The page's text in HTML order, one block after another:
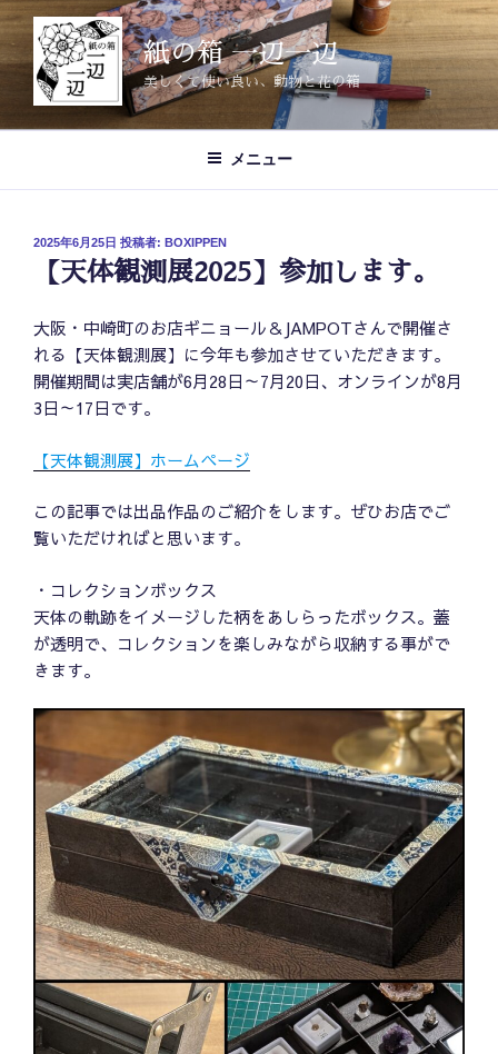
コ
ン
テ
紙の箱 一辺一辺
美しくて使い良い、動物と花の箱
メニュー
投
2025年6月25日 投稿者: BOXIPPEN
【天体観測展2025】参加します。
大阪・中崎町のお店ギニョール＆JAMPOTさんで開催さ
れる【天体観測展】に今年も参加させていただきます。
開催期間は実店舗が6月28日～7月20日、オンラインが8月
3日～17日です。
【天体観測展】ホームページ
この記事では出品作品のご紹介をします。ぜひお店でご
覧いただければと思います。
・コレクションボックス
天体の軌跡をイメージした柄をあしらったボックス。蓋
が透明で、コレクションを楽しみながら収納する事がで
きます。